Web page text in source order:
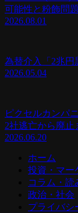
可能性と粉飾問
2026.08.01
為替介入「2兆円
2026.05.04
ピクセルカンパ
2社逃亡から廃
2026.06.20
ホーム
投資・マー
コラム・読
政治・社会
プライバシ